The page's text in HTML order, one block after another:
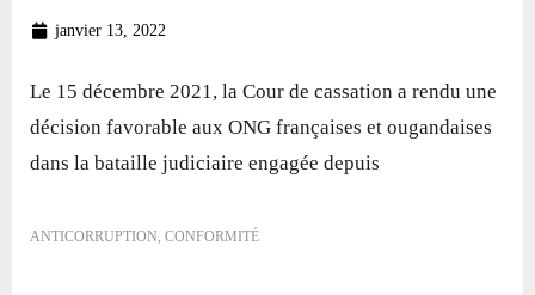
janvier 13, 2022
Le 15 décembre 2021, la Cour de cassation a rendu une
décision favorable aux ONG françaises et ougandaises
dans la bataille judiciaire engagée depuis
ANTICORRUPTION, CONFORMITÉ